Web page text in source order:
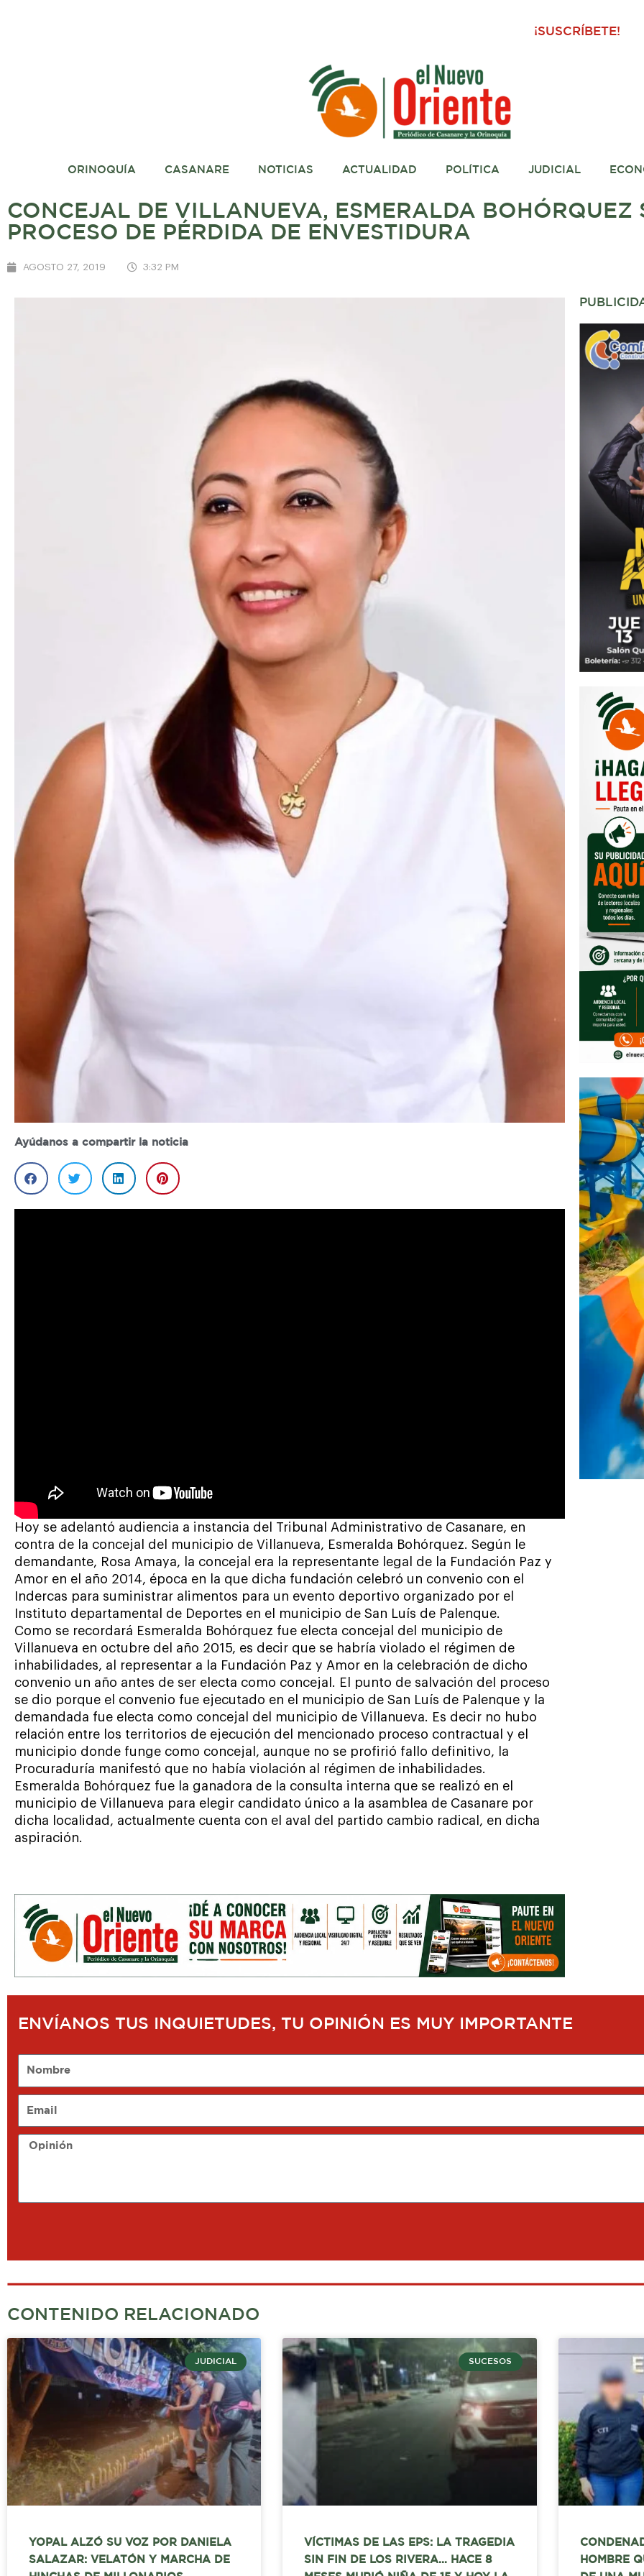
¡SUSCRÍBETE!
ORINOQUÍA CASANARE NOTICIAS ACTUALIDAD POLÍTICA JUDICIAL
CONCEJAL DE VILLANUEVA, ESMERALDA BOHÓRQUEZ
PROCESO DE PÉRDIDA DE ENVESTIDURA
AGOSTO 27, 2019 3:32 PM
Ayúdanos a compartir la noticia
Hoy se adelantó audiencia a instancia del Tribunal Administrativo de Casanare, en
contra de la concejal del municipio de Villanueva, Esmeralda Bohórquez. Según le
demandante, Rosa Amaya, la concejal era la representante legal de la Fundación Paz y
Amor en el año 2014, época en la que dicha fundación celebró un convenio con el
Indercas para suministrar alimentos para un evento deportivo organizado por el
Instituto departamental de Deportes en el municipio de San Luís de Palenque.
Como se recordará Esmeralda Bohórquez fue electa concejal del municipio de
Villanueva en octubre del año 2015, es decir que se habría violado el régimen de
inhabilidades, al representar a la Fundación Paz y Amor en la celebración de dicho
convenio un año antes de ser electa como concejal. El punto de salvación del proceso
se dio porque el convenio fue ejecutado en el municipio de San Luís de Palenque y la
demandada fue electa como concejal del municipio de Villanueva. Es decir no hubo
relación entre los territorios de ejecución del mencionado proceso contractual y el
municipio donde funge como concejal, aunque no se profirió fallo definitivo, la
Procuraduría manifestó que no había violación al régimen de inhabilidades.
Esmeralda Bohórquez fue la ganadora de la consulta interna que se realizó en el
municipio de Villanueva para elegir candidato único a la asamblea de Casanare por
dicha localidad, actualmente cuenta con el aval del partido cambio radical, en dicha
aspiración.
ENVÍANOS TUS INQUIETUDES, TU OPINIÓN ES MUY IMPORTANTE
Opinión
CONTENIDO RELACIONADO
JUDICIAL
YOPAL ALZÓ SU VOZ POR DANIELA
SALAZAR: VELATÓN Y MARCHA DE
SUCESOS
VÍCTIMAS DE LAS EPS: LA TRAGEDIA
SIN FIN DE LOS RIVERA… HACE 8
HOMBRE